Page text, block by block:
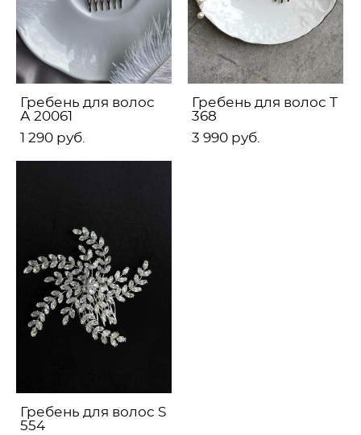
Гребень для волос
А 20061
1 290 pуб.
Гребень для волос Т
368
3 990 pуб.
Гребень для волос S
554